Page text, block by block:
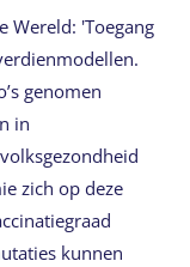
Wereld: 'Toegang
genomen
in
zich op deze
kunnen